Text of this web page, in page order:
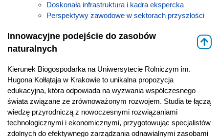
Doskonała infrastruktura i kadra ekspercka
Perspektywy zawodowe w sektorach przyszłości
Innowacyjne podejście do zasobów
naturalnych
Kierunek Biogospodarka na Uniwersytecie Rolniczym im.
Hugona Kołłątaja w Krakowie to unikalna propozycja
edukacyjna, która odpowiada na wyzwania współczesnego
świata związane ze zrównoważonym rozwojem. Studia te łączą
wiedzę przyrodniczą z nowoczesnymi rozwiązaniami
technologicznymi i ekonomicznymi, przygotowując specjalistów
zdolnych do efektywnego zarządzania odnawialnymi zasobami